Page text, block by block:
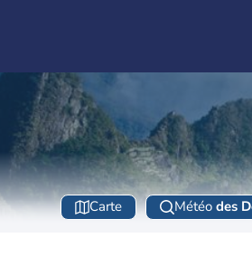
Carte Météo des